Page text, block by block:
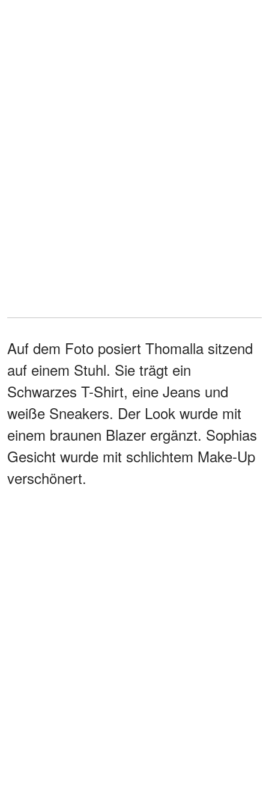
Auf dem Foto posiert Thomalla sitzend
auf einem Stuhl. Sie trägt ein
Schwarzes T-Shirt, eine Jeans und
weiße Sneakers. Der Look wurde mit
einem braunen Blazer ergänzt. Sophias
Gesicht wurde mit schlichtem Make-Up
verschönert.